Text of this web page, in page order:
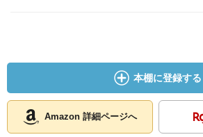
本棚に登録する
Amazon 詳細ページへ